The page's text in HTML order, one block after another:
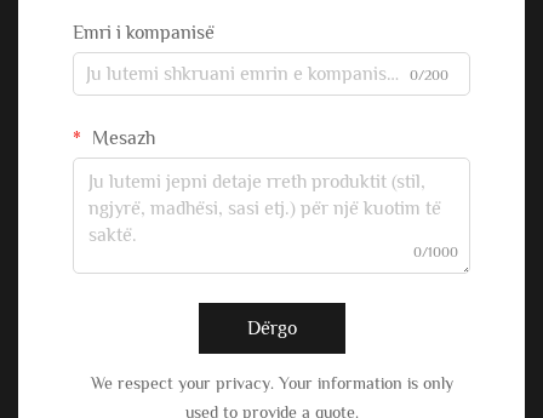
Emri i kompanisë
0/200
Mesazh
0/1000
Dërgo
We respect your privacy. Your information is only
used to provide a quote.